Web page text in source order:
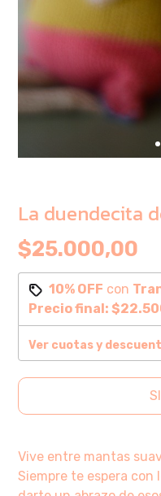
La duendecita
$25.000,00
10% OFF con
Precio final:
Ver cuotas y
Vive entre mantas
Siempre te espera con